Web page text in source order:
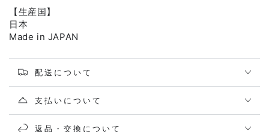
【生産国】
日本
Made in JAPAN
配送について
支払いについて
返品・交換について